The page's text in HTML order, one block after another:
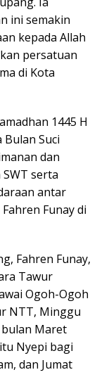
ini semakin
kepada Allah
persatuan
di Kota
1445 H
Bulan Suci
dan
serta
antar
Funay di
Fahren Funay,
Tawur
Ogoh-Ogoh
NTT, Minggu
Maret
Nyepi bagi
dan Jumat